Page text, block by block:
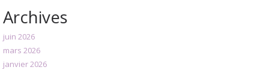
Archives
juin 2026
mars 2026
janvier 2026